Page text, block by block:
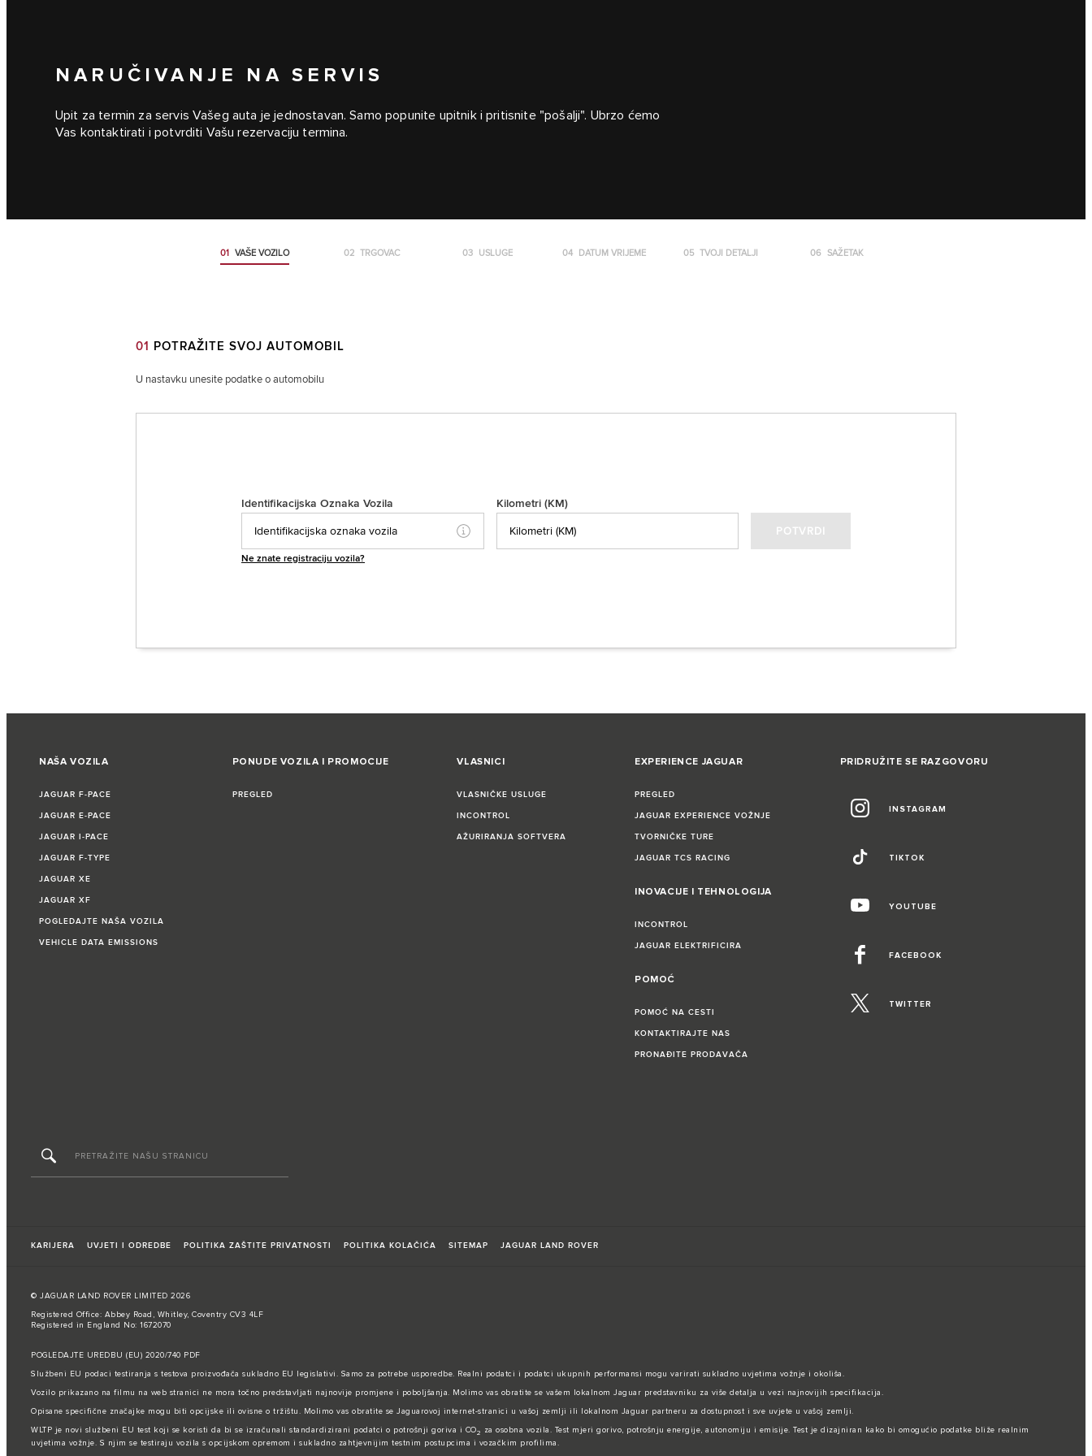
NARUČIVANJE NA SERVIS
Upit za termin za servis Vašeg auta je jednostavan. Samo popunite upitnik i pritisnite "pošalji". Ubrzo ćemo
Vas kontaktirati i potvrditi Vašu rezervaciju termina.
NAŠA VOZILA
JAGUAR F‑PACE
JAGUAR E‑PACE
JAGUAR I‑PACE
JAGUAR F‑TYPE
JAGUAR XE
JAGUAR XF
POGLEDAJTE NAŠA VOZILA
VEHICLE DATA EMISSIONS
PONUDE VOZILA I PROMOCIJE
PREGLED
VLASNICI
VLASNIČKE USLUGE
INCONTROL
AŽURIRANJA SOFTVERA
EXPERIENCE JAGUAR
PREGLED
JAGUAR EXPERIENCE VOŽNJE
TVORNIČKE TURE
JAGUAR TCS RACING
INOVACIJE I TEHNOLOGIJA
INCONTROL
JAGUAR ELEKTRIFICIRA
POMOĆ
POMOĆ NA CESTI
KONTAKTIRAJTE NAS
PRONAĐITE PRODAVAČA
PRIDRUŽITE SE RAZGOVORU
INSTAGRAM
TIKTOK
YOUTUBE
FACEBOOK
TWITTER
KARIJERA UVJETI I ODREDBE POLITIKA ZAŠTITE PRIVATNOSTI POLITIKA KOLAČIĆA SITEMAP JAGUAR LAND ROVER
© JAGUAR LAND ROVER LIMITED 2026
Registered Office: Abbey Road, Whitley, Coventry CV3 4LF
Registered in England No: 1672070
POGLEDAJTE UREDBU (EU) 2020/740 PDF
Službeni EU podaci testiranja s testova proizvođača sukladno EU legislativi. Samo za potrebe usporedbe. Realni podatci i podatci ukupnih performansi mogu varirati sukladno uvjetima vožnje i okoliša.
Vozilo prikazano na filmu na web stranici ne mora točno predstavljati najnovije promjene i poboljšanja. Molimo vas obratite se vašem lokalnom Jaguar predstavniku za više detalja u vezi najnovijih specifikacija.
Opisane specifične značajke mogu biti opcijske ili ovisne o tržištu. Molimo vas obratite se Jaguarovoj internet-stranici u vašoj zemlji ili lokalnom Jaguar partneru za dostupnost i sve uvjete u vašoj zemlji.
WLTP je novi službeni EU test koji se koristi da bi se izračunali standardizirani podatci o potrošnji goriva i CO2
za osobna vozila. Test mjeri gorivo, potrošnju energije, autonomiju i emisije. Test je dizajniran kako bi omogućio podatke bliže realnim
uvjetima vožnje. S njim se testiraju vozila s opcijskom opremom i sukladno zahtjevnijim testnim postupcima i vozačkim profilima.